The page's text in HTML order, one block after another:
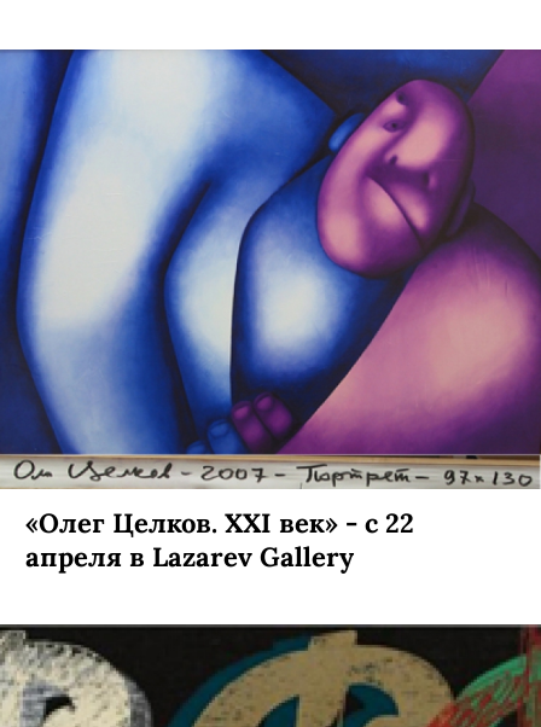
«Олег Целков. XXI век» - с 22
апреля в Lazarev Gallery